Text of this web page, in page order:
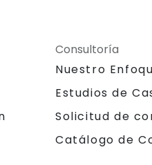
Consultoría
Nuestro
Estudios de
Solicitud de
Catálogo de